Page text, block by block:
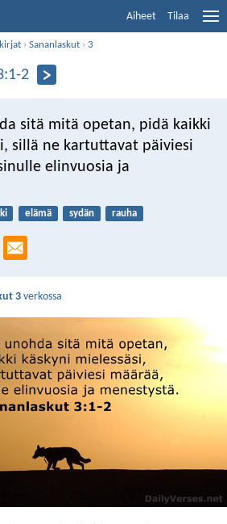
Aiheet Tilaa
›Sananlaskut ›3
2
sitä mitä opetan, pidä kaikki
sillä ne kartuttavat päiviesi
elinvuosia ja
elämä sydän rauha
3verkossa